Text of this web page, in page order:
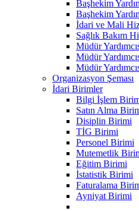
Başhekim
Başhekim
İdari ve Mali
Sağlık Bakım
Müdür
Müdür
Müdür
Organizasyon Şeması
İdari Birimler
Bilgi İşlem
Satın Alma
Disiplin Birimi
TİG Birimi
Personel Birimi
Mutemetlik
Eğitim Birimi
İstatistik Birimi
Faturalama
Ayniyat Birimi